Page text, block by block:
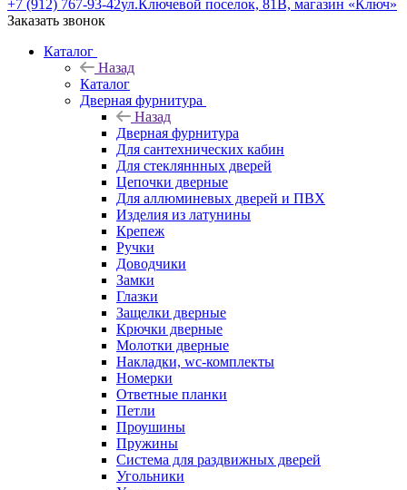
+7 (912) 767-93-42ул.Ключевой поселок, 81В, магазин «Ключ»
Заказать звонок
Каталог
Назад
Каталог
Дверная фурнитура
Назад
Дверная фурнитура
Для сантехнических кабин
Для стекляннных дверей
Цепочки дверные
Для аллюминевых дверей и ПВХ
Изделия из латунины
Крепеж
Ручки
Доводчики
Замки
Глазки
Защелки дверные
Крючки дверные
Молотки дверные
Накладки, wc-комплекты
Номерки
Ответные планки
Петли
Проушины
Пружины
Система для раздвижных дверей
Угольники